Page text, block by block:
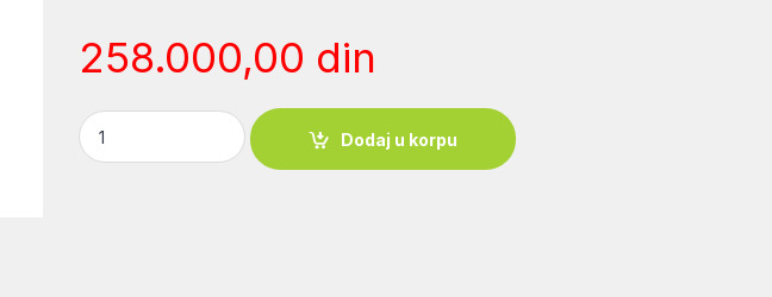
258.000,00 din
Swarovski Z6i 2.5-15x50 P L 4A-I quantity
Dodaj u korpu